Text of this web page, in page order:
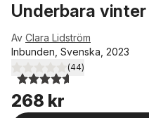
Underbara vinter
Av Clara Lidström
Inbunden, Svenska, 2023
4,6utav 5 stjärnor. Totalt antal
(44)
268 kr